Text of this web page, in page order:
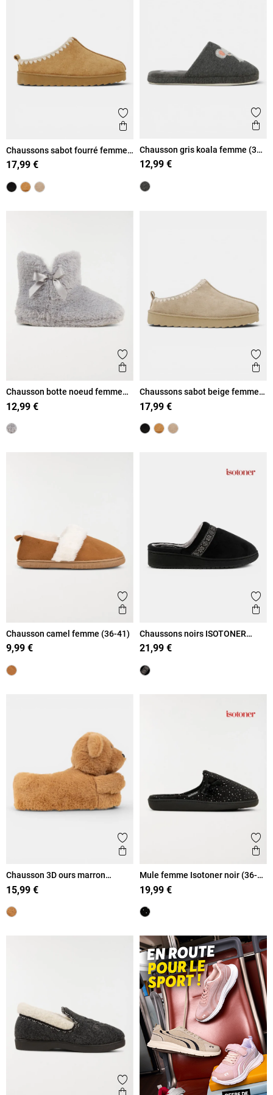
Ajouter aux favoris
Aperçu rapide
Chaussons sabot fourré femme
(36-41)
17,99 €
Chausson gris koala femme (36-
41)
12,99 €
Ajouter aux favoris
Aperçu rapide
Chausson botte noeud femme
gris (36-41)
12,99 €
Chaussons sabot beige femme
(36-41)
17,99 €
Ajouter aux favoris
Aperçu rapide
Chausson camel femme (36-41)
9,99 €
Chaussons noirs ISOTONER
femme (36-41)
21,99 €
Ajouter aux favoris
Aperçu rapide
Chausson 3D ours marron
femme (36-41)
15,99 €
Mule femme Isotoner noir (36-
41)
19,99 €
Ajouter aux favoris